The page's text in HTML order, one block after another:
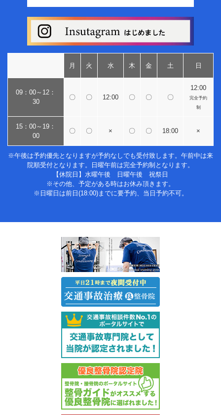
月 火 水 木 金 土 日
09：00～12：
30
〇 〇 12:00 〇 〇 〇
12:00
完全予約
制
15：00～19：
00
〇 〇 × 〇 〇 18:00 ×
※午後は予約優先となりますが予約なしでも受付致します。午前中は来
院順受付となります。日曜午前は完全予約制となります。
【休院日】水曜午後 日曜午後 祝祭日
※その他、予定がある時はお休み頂きます。
※日曜日は前日(18:00)までに要予約、当日予約不可。